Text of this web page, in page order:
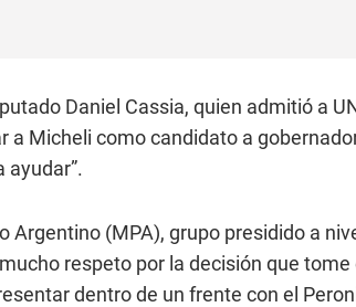
Daniel Cassia, quien admitió a
Micheli como candidato a
ayudar”.
(MPA), grupo presidido a
respeto por la decisión que tome
dentro de un frente con el